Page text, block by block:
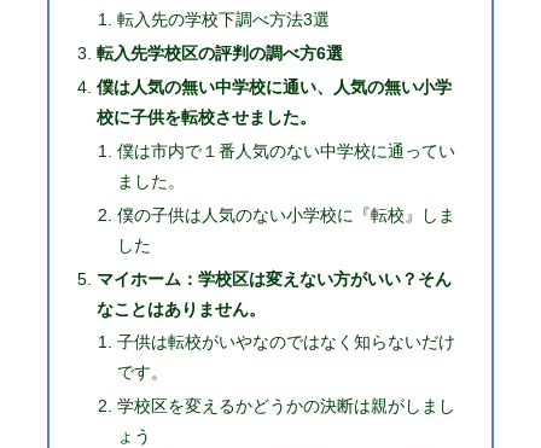
転入先の学校下調べ方法3選
転入先学校区の評判の調べ方6選
僕は人気の無い中学校に通い、人気の無い小学
校に子供を転校させました。
僕は市内で１番人気のない中学校に通ってい
ました。
僕の子供は人気のない小学校に『転校』しま
した
マイホーム：学校区は変えない方がいい？そん
なことはありません。
子供は転校がいやなのではなく知らないだけ
です。
学校区を変えるかどうかの決断は親がしまし
ょう